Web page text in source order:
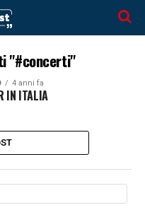
"#concerti"
4 anni fa
IN ITALIA